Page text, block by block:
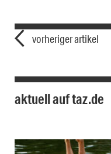
vorheriger artikel
aktuell auf taz.de